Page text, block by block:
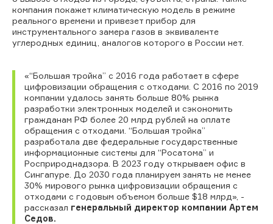
компания покажет климатическую модель в режиме
реального времени и привезет прибор для
инструментального замера газов в эквиваленте
углеродных единиц, аналогов которого в России нет.
«“Большая тройка” с 2016 года работает в сфере
цифровизации обращения с отходами. С 2016 по 2019
компании удалось занять больше 80% рынка
разработки электронных моделей и сэкономить
гражданам РФ более 20 млрд рублей на оплате
обращения с отходами. “Большая тройка”
разработала две федеральные государственные
информационные системы для “Росатома” и
Росприроднадзора. В 2023 году открываем офис в
Сингапуре. До 2030 года планируем занять не менее
30% мирового рынка цифровизации обращения с
отходами с годовым объемом больше $18 млрд», -
рассказал генеральный директор компании Артем
Седов.